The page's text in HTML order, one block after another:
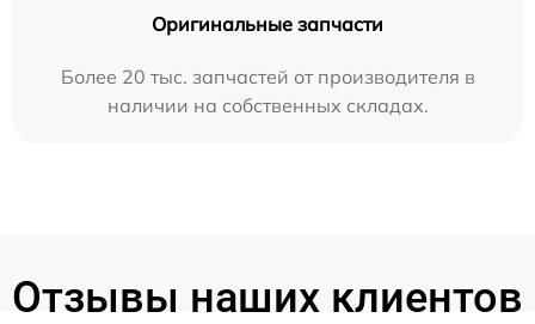
Оригинальные запчасти
Более 20 тыс. запчастей от производителя в
наличии на собственных складах.
Отзывы наших клиентов